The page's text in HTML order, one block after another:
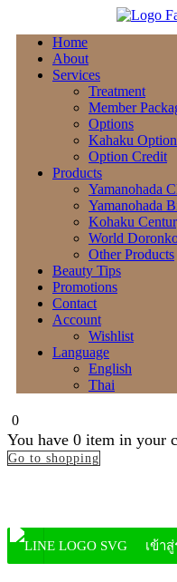
Home
About
Services
Treatment
Member
Options
Kahaku Option
Option Credit
Products
Yamanohada
Yamanohada
Kohaku
World
Other Products
Beauty Tips
Promotions
Contact
Account
Wishlist
Language
English
Thai
0
You have 0 item in your
Go to shopping
เข้า